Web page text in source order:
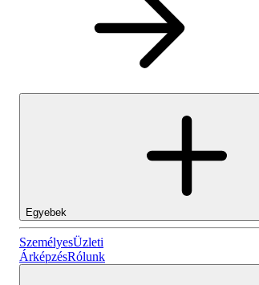
Egyebek
SzemélyesÜzleti
ÁrképzésRólunk